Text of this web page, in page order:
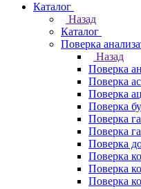
Каталог
Назад
Каталог
Поверка
Назад
Поверка
Поверка
Поверка
Поверка
Поверка
Поверка
Поверка
Поверка
Поверка
Поверка